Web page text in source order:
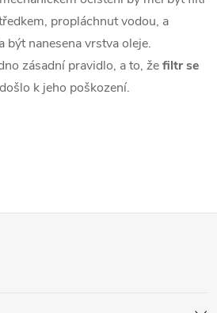
propláchnut vodou, a
být nanesena vrstva oleje.
zásadní pravidlo, a to, žefiltr se
k jeho poškození.